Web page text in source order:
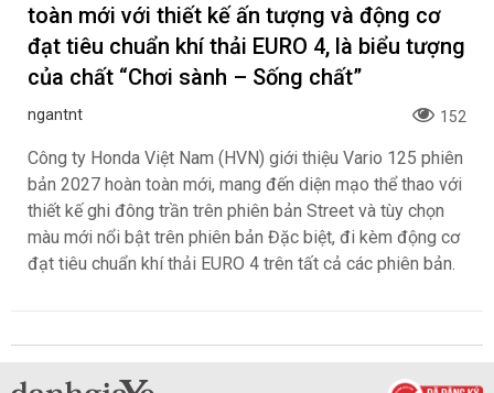
toàn mới với thiết kế ấn tượng và động cơ
đạt tiêu chuẩn khí thải EURO 4, là biểu tượng
của chất “Chơi sành – Sống chất”
ngantnt 152
Công ty Honda Việt Nam (HVN) giới thiệu Vario 125 phiên
bản 2027 hoàn toàn mới, mang đến diện mạo thể thao với
thiết kế ghi đông trần trên phiên bản Street và tùy chọn
màu mới nổi bật trên phiên bản Đặc biệt, đi kèm động cơ
đạt tiêu chuẩn khí thải EURO 4 trên tất cả các phiên bản.